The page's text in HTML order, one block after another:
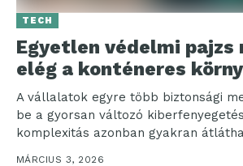
TECH
Egyetlen védelmi pajzs
elég a konténeres
A vállalatok egyre több biztonsági
be a gyorsan változó
komplexitás azonban gyakran
védelmi környezetet, míg...
MÁRCIUS 3, 2026